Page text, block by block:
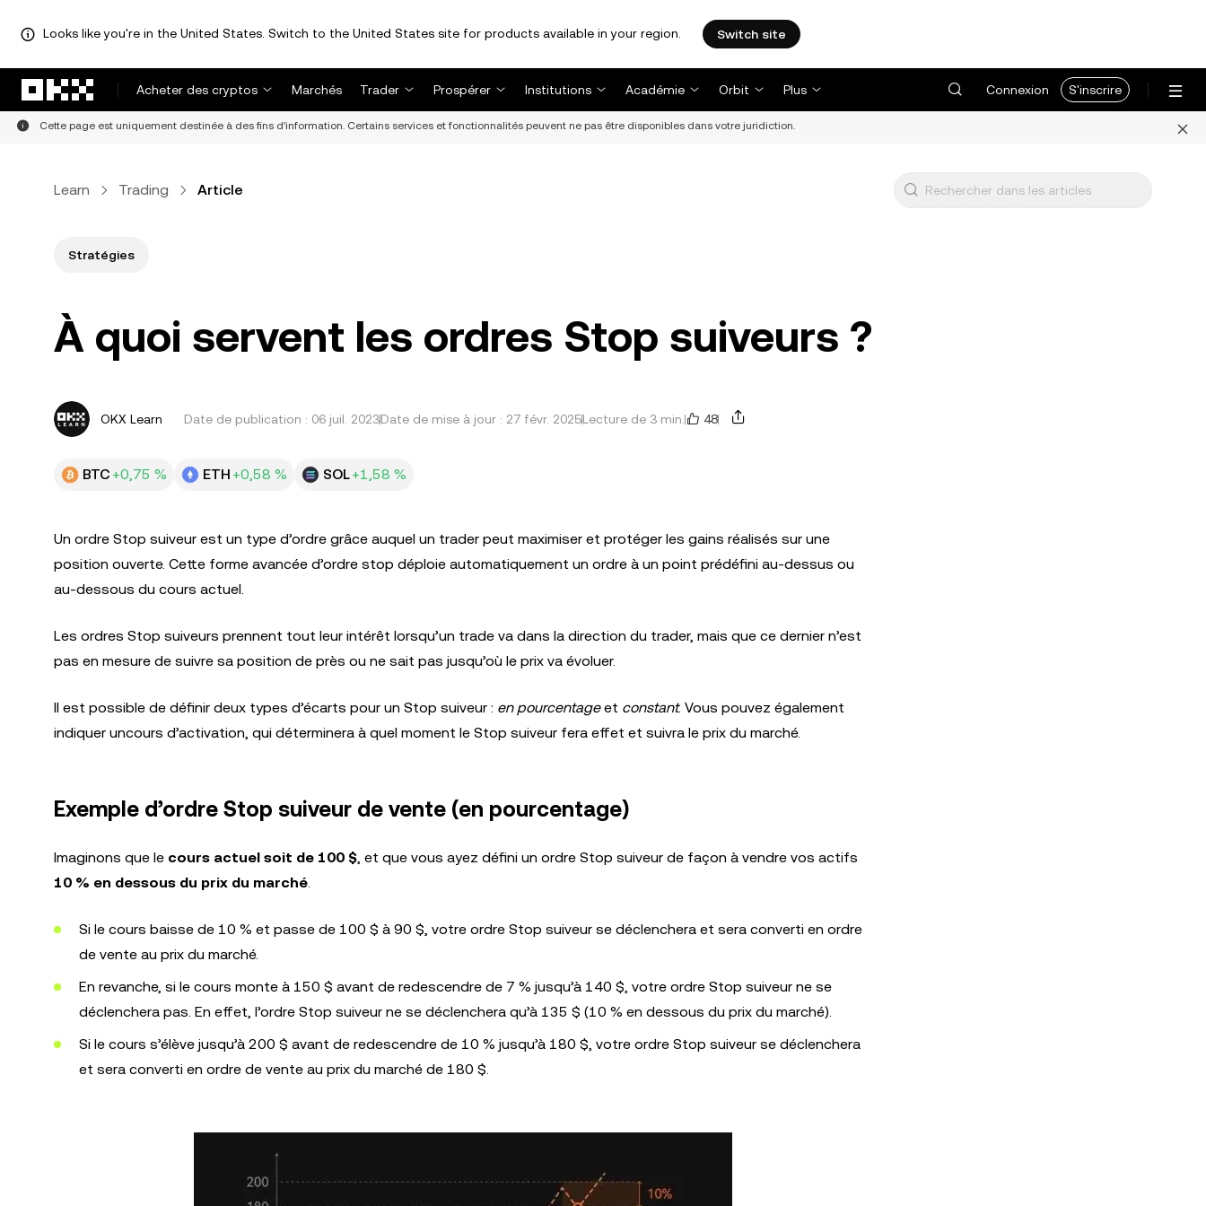
Looks like you're in the United States. Switch to the United States site for products available in your region. Switch site
Acheter des cryptos
Marchés Trader Prospérer Institutions Académie Orbit Plus Connexion S'inscrire
Cette page est uniquement destinée à des fins d'information. Certains services et fonctionnalités peuvent ne pas être disponibles dans votre juridiction.
Learn Trading Article
Stratégies
À quoi servent les ordres Stop suiveurs ?
OKX Learn Date de publication : 06 juil. 2023Date de mise à jour : 27 févr. 2025Lecture de 3 min. 48
BTC +0,75 % ETH +0,58 % SOL+1,58 %
Un ordre Stop suiveur est un type d’ordre grâce auquel un trader peut maximiser et protéger les gains réalisés sur une
position ouverte. Cette forme avancée d’ordre stop déploie automatiquement un ordre à un point prédéfini au-dessus ou
au-dessous du cours actuel.
Les ordres Stop suiveurs prennent tout leur intérêt lorsqu’un trade va dans la direction du trader, mais que ce dernier n’est
pas en mesure de suivre sa position de près ou ne sait pas jusqu’où le prix va évoluer.
Il est possible de définir deux types d’écarts pour un Stop suiveur : en pourcentageet constant. Vous pouvez également
indiquer uncours d’activation, qui déterminera à quel moment le Stop suiveur fera effet et suivra le prix du marché.
Exemple d’ordre Stop suiveur de vente (en pourcentage)
Imaginons que le cours actuel soit de 100 $, et que vous ayez défini un ordre Stop suiveur de façon à vendre vos actifs
10 % en dessous du prix du marché.
Si le cours baisse de 10 % et passe de 100 $ à 90 $, votre ordre Stop suiveur se déclenchera et sera converti en ordre
de vente au prix du marché.
En revanche, si le cours monte à 150 $ avant de redescendre de 7 % jusqu’à 140 $, votre ordre Stop suiveur ne se
déclenchera pas. En effet, l’ordre Stop suiveur ne se déclenchera qu’à 135 $ (10 % en dessous du prix du marché).
Si le cours s’élève jusqu’à 200 $ avant de redescendre de 10 % jusqu’à 180 $, votre ordre Stop suiveur se déclenchera
et sera converti en ordre de vente au prix du marché de 180 $.